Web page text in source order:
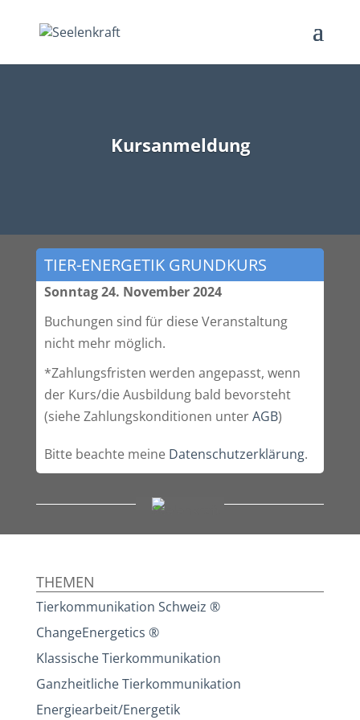
Kursanmeldung
TIER-ENERGETIK GRUNDKURS
Sonntag 24. November 2024
Buchungen sind für diese Veranstaltung
nicht mehr möglich.
*Zahlungsfristen werden angepasst, wenn
der Kurs/die Ausbildung bald bevorsteht
(siehe Zahlungskonditionen unterAGB)
Bitte beachte meine Datenschutzerklärung.
THEMEN
Tierkommunikation Schweiz ®
ChangeEnergetics ®
Klassische Tierkommunikation
Ganzheitliche Tierkommunikation
Energiearbeit/Energetik